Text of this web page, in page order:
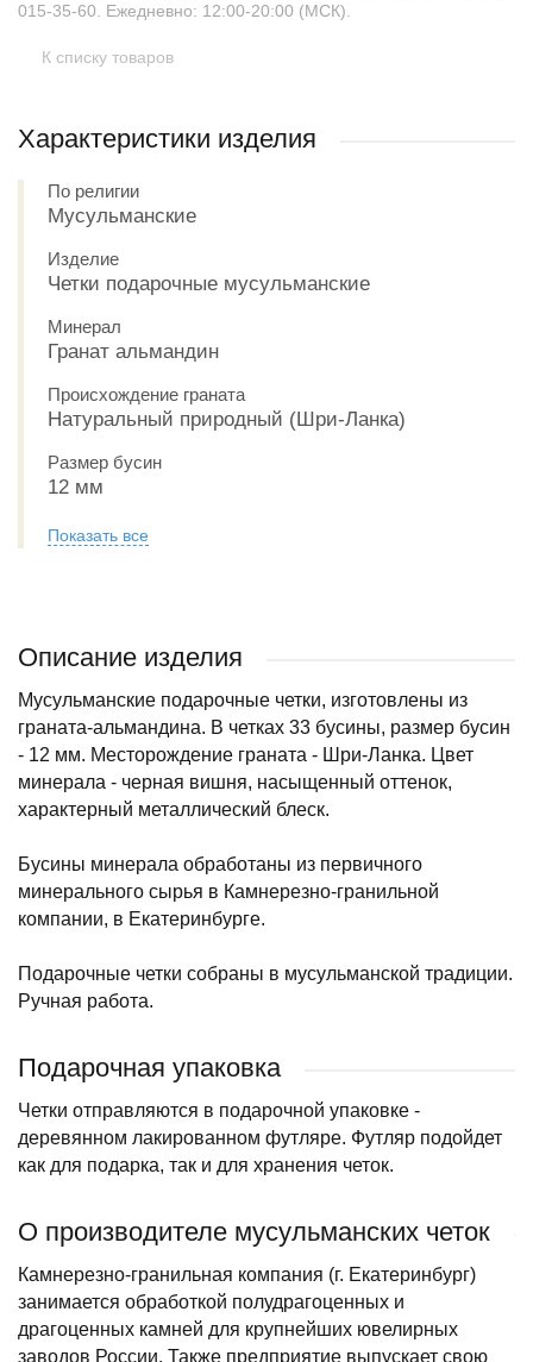
015-35-60. Ежедневно: 12:00-20:00 (МСК).
К списку товаров
Характеристики изделия
По религии
Мусульманские
Изделие
Четки подарочные мусульманские
Минерал
Гранат альмандин
Происхождение граната
Натуральный природный (Шри-Ланка)
Размер бусин
12 мм
Показать все
Описание изделия
Мусульманские подарочные четки, изготовлены из
граната-альмандина. В четках 33 бусины, размер бусин
- 12 мм. Месторождение граната - Шри-Ланка. Цвет
минерала - черная вишня, насыщенный оттенок,
характерный металлический блеск.
Бусины минерала обработаны из первичного
минерального сырья в Камнерезно-гранильной
компании, в Екатеринбурге.
Подарочные четки собраны в мусульманской традиции.
Ручная работа.
Подарочная упаковка
Четки отправляются в подарочной упаковке -
деревянном лакированном футляре. Футляр подойдет
как для подарка, так и для хранения четок.
О производителе мусульманских четок
Камнерезно-гранильная компания (г. Екатеринбург)
занимается обработкой полудрагоценных и
драгоценных камней для крупнейших ювелирных
заводов России. Также предприятие выпускает свою